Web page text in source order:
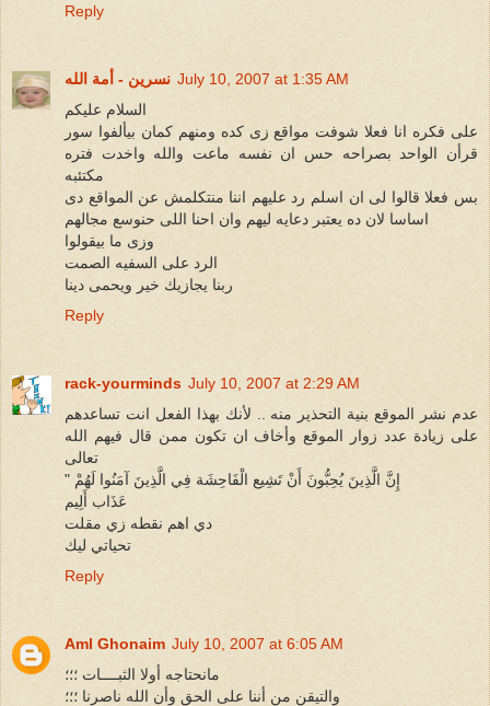
Reply
نسرين - أمة الله July 10, 2007 at 1:35 AM
السلام عليكم
على فكره انا فعلا شوفت مواقع زى كده ومنهم كمان بيألفوا سور
قرأن الواحد بصراحه حس ان نفسه ماعت والله واخدت فتره
مكتئبه
بس فعلا قالوا لى ان اسلم رد عليهم اننا منتكلمش عن المواقع دى
اساسا لان ده يعتبر دعايه ليهم وان احنا اللى حنوسع مجالهم
وزى ما بيقولوا
الرد على السفيه الصمت
ربنا يجازيك خير ويحمى دينا
Reply
rack-yourminds July 10, 2007 at 2:29 AM
عدم نشر الموقع بنية التحذير منه .. لأنك بهذا الفعل انت تساعدهم
على زيادة عدد زوار الموقع وأخاف ان تكون ممن قال فيهم الله
تعالى
" إِنَّ الَّذِينَ يُحِبُّونَ أَنْ تَشِيع الْفَاحِشَة فِي الَّذِينَ آمَنُوا لَهُمْ
عَذَاب أَلِيم
دي اهم نقطه زي مقلت
تحياتي ليك
Reply
Aml Ghonaim July 10, 2007 at 6:05 AM
مانحتاجه أولا الثبــــات ؛؛؛
والتيقن من أننا على الحق وأن الله ناصرنا ؛؛؛